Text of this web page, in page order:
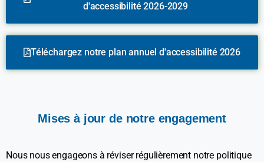
d'accessibilité 2026-2029
Téléchargez notre plan annuel d'accessibilité 2026
Mises à jour de notre engagement
Nous nous engageons à réviser régulièrement notre politique